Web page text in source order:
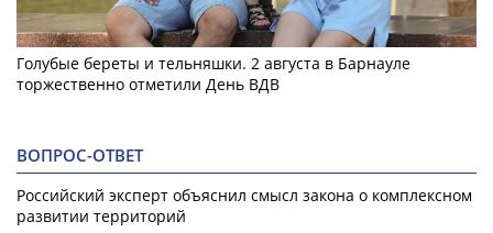
Голубые береты и тельняшки. 2 августа в Барнауле
торжественно отметили День ВДВ
ВОПРОС-ОТВЕТ
Российский эксперт объяснил смысл закона о комплексном
развитии территорий